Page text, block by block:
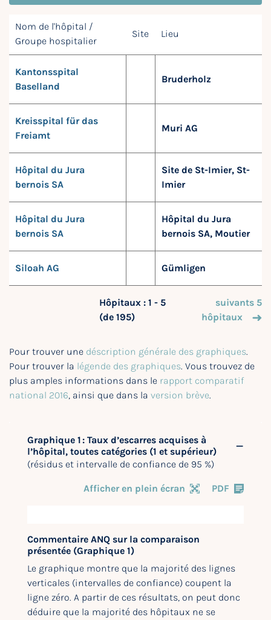
Nom de l'hôpital /
Groupe hospitalier
Site Lieu
Kantonsspital
Baselland
Bruderholz
Kreisspital für das
Freiamt
Muri AG
Hôpital du Jura
bernois SA
Site de St-Imier, St-
Imier
Hôpital du Jura
bernois SA
Hôpital du Jura
bernois SA, Moutier
Siloah AG Gümligen
Hôpitaux : 1 - 5
(de 195)
suivants 5
hôpitaux
Pour trouver une déscription générale des graphiques.
Pour trouver la légende des graphiques. Vous trouvez de
plus amples informations dans le rapport comparatif
national 2016, ainsi que dans la version brève.
Graphique 1 : Taux d’escarres acquises à
l’hôpital, toutes catégories (1 et supérieur)
(résidus et intervalle de confiance de 95 %)
Afficher en plein écran PDF
Commentaire ANQ sur la comparaison
présentée (Graphique 1)
Le graphique montre que la majorité des lignes
verticales (intervalles de confiance) coupent la
ligne zéro. A partir de ces résultats, on peut donc
déduire que la majorité des hôpitaux ne se